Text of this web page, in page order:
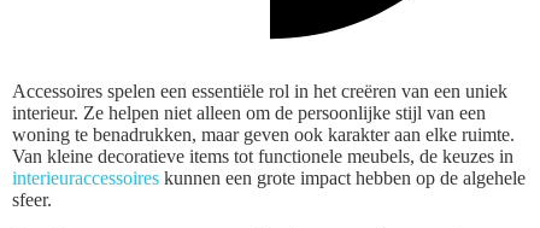
Accessoires spelen een essentiële rol in het creëren van een uniek
interieur. Ze helpen niet alleen om de persoonlijke stijl van een
woning te benadrukken, maar geven ook karakter aan elke ruimte.
Van kleine decoratieve items tot functionele meubels, de keuzes in
interieuraccessoires kunnen een grote impact hebben op de algehele
sfeer.